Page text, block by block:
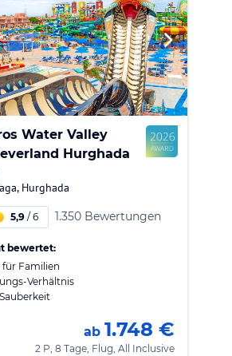
Water Valley
Hurghada
, Hurghada
5,9/6 1.350 Bewertungen
bewertet:
für Familien
Verhältnis
ab 1.748 €
2 P, 8 Tage, Flug, All Inclusive